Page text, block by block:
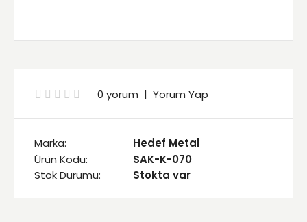
0 yorum | Yorum Yap
Marka:
Hedef Metal
Ürün Kodu:
SAK-K-070
Stok Durumu:
Stokta var